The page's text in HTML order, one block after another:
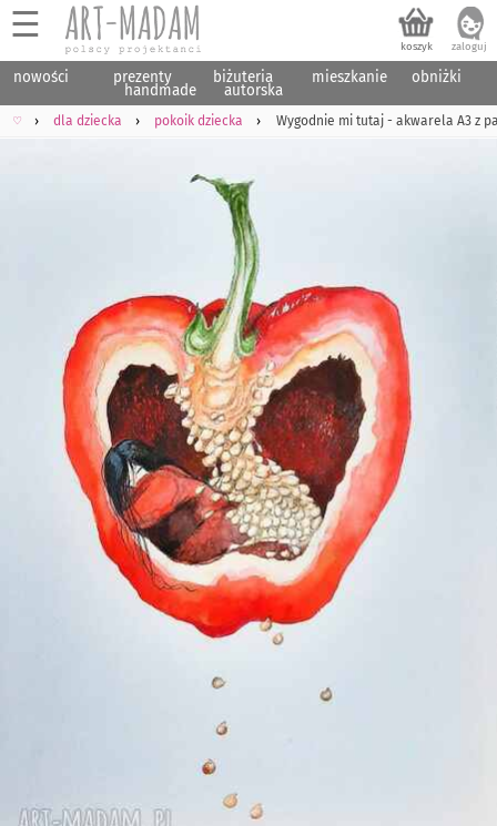
☰
nowości prezenty
handmade
biżuteria
autorska
mieszkanie obniżki
♡ dla dziecka pokoik dziecka Wygodnie mi tutaj - akwarela A3 z